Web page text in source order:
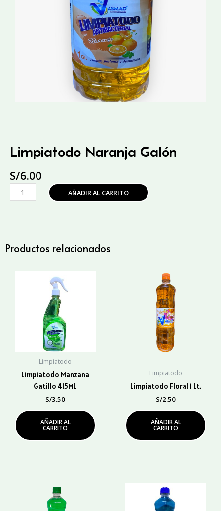
Limpiatodo Naranja Galón
S/6.00
Limpiatodo
Naranja
AÑADIR AL CARRITO
Productos relacionados
Limpiatodo
Limpiatodo Manzana
Gatillo 415ML
S/3.50
AÑADIR AL
CARRITO
Limpiatodo
Limpiatodo Floral 1 Lt.
S/2.50
AÑADIR AL
CARRITO